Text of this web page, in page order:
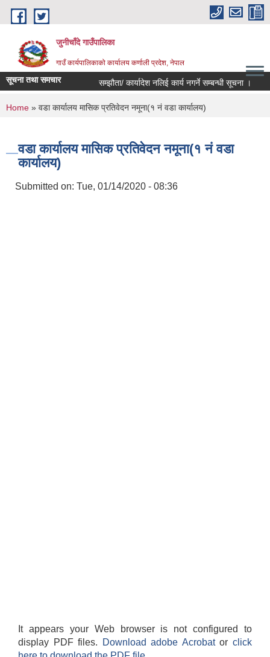
Skip to main content
जुनीचाँदे गाउँपालिका
गाउँ कार्यपालिकाको कार्यालय कर्णाली प्रदेश, नेपाल
सूचना तथा समचार सम्झौता/ कार्यादेश नलिई कार्य नगर्ने सम्बन्धी सूचना ।
You are here
Home » वडा कार्यालय मासिक प्रतिवेदन नमूना(१ नं वडा कार्यालय)
वडा कार्यालय मासिक प्रतिवेदन नमूना(१ नं वडा
कार्यालय)
Submitted on: Tue, 01/14/2020 - 08:36
It appears your Web browser is not configured to
display PDF files.
Download adobe Acrobatorclick